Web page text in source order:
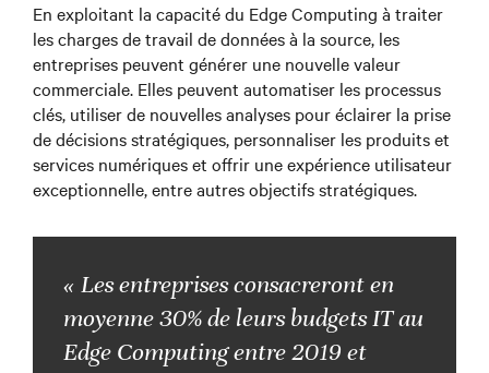
En exploitant la capacité du Edge Computing à traiter
les charges de travail de données à la source, les
entreprises peuvent générer une nouvelle valeur
commerciale. Elles peuvent automatiser les processus
clés, utiliser de nouvelles analyses pour éclairer la prise
de décisions stratégiques, personnaliser les produits et
services numériques et offrir une expérience utilisateur
exceptionnelle, entre autres objectifs stratégiques.
« Les entreprises consacreront en
moyenne 30% de leurs budgets IT au
Edge Computing entre 2019 et